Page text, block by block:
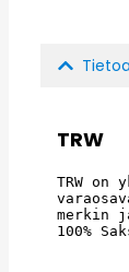
TRW
TRW on
merkin
100%